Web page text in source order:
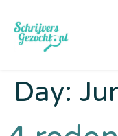
Day: